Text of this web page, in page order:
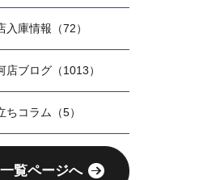
入庫情報（72）
店ブログ（1013）
ちコラム（5）
一覧ページへ